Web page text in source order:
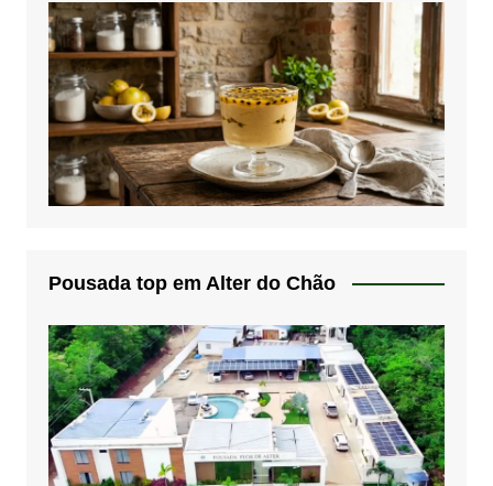
Pousada top em Alter do Chão